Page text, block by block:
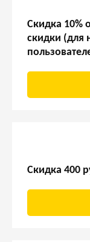
Скидка 10%
скидки (для
Скидка 400